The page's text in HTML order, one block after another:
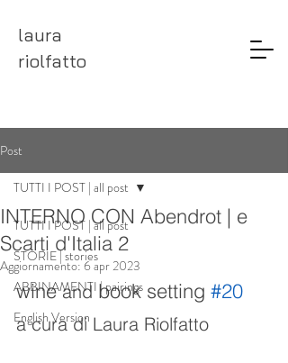
laura
riolfatto
Post
TUTTI I POST | all post
STORIE | stories
ABBINAMENTI | pairings
English Version
TUTTI I POST | all post
INTERNO CON Abendrot | e
Scarti d'Italia 2
Aggiornamento:6 apr 2023
wine and book setting #20
a cura di Laura Riolfatto